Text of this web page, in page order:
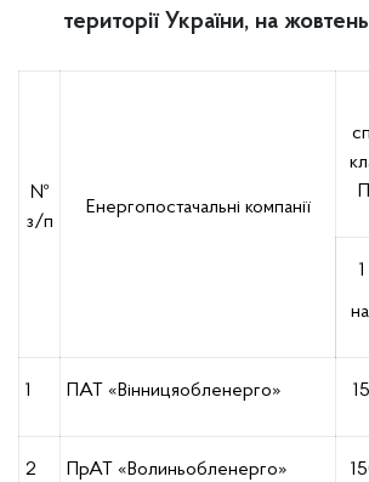
території України, на
№
з/п
Енергопостачальні компанії
1 ПАТ «Вінницяобленерго»
2 ПрАТ «Волиньобленерго»